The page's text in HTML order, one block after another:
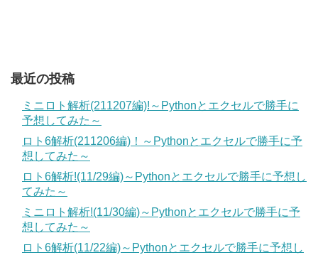
最近の投稿
ミニロト解析(211207編)!～Pythonとエクセルで勝手に
予想してみた～
ロト6解析(211206編)！～Pythonとエクセルで勝手に予
想してみた～
ロト6解析!(11/29編)～Pythonとエクセルで勝手に予想し
てみた～
ミニロト解析!(11/30編)～Pythonとエクセルで勝手に予
想してみた～
ロト6解析(11/22編)～Pythonとエクセルで勝手に予想し